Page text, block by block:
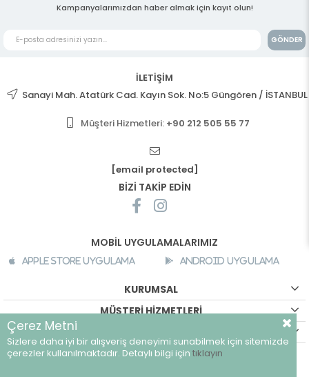
Kampanyalarımızdan haber almak için kayıt olun!
GÖNDER
İLETİŞİM
Sanayi Mah. Atatürk Cad. Kayın Sok. No:5 Güngören / İSTANBUL
Müşteri Hizmetleri: +90 212 505 55 77
[email protected]
BİZİ TAKİP EDİN
MOBİL UYGULAMALARIMIZ
Apple Store Uygulama Android Uygulama
KURUMSAL
MÜŞTERİ HİZMETLERİ
©breeze.com.tr - Tüm hakları saklıdır.
Çerez Metni
Sizlere daha iyi bir alışveriş deneyimi sunabilmek için sitemizde
çerezler kullanılmaktadır. Detaylı bilgi için tıklayın